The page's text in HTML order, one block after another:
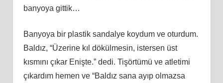
banyoya gittik…
Banyoya bir plastik sandalye koydum ve oturdum.
Baldız, “Üzerine kıl dökülmesin, istersen üst
kısmını çıkar Enişte.” dedi. Tişörtümü ve atletimi
çıkardım hemen ve “Baldız sana ayıp olmazsa